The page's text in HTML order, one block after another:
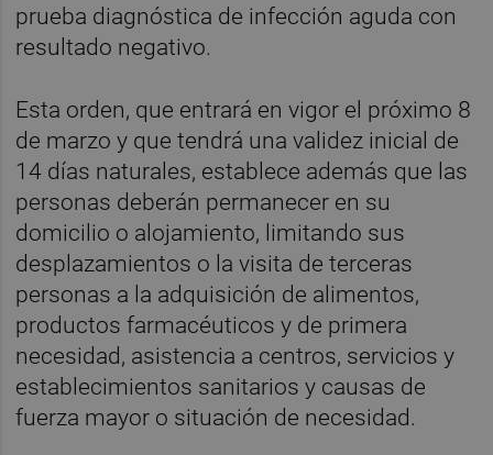
prueba diagnóstica de infección aguda con
resultado negativo.
Esta orden, que entrará en vigor el próximo 8
de marzo y que tendrá una validez inicial de
14 días naturales, establece además que las
personas deberán permanecer en su
domicilio o alojamiento, limitando sus
desplazamientos o la visita de terceras
personas a la adquisición de alimentos,
productos farmacéuticos y de primera
necesidad, asistencia a centros, servicios y
establecimientos sanitarios y causas de
fuerza mayor o situación de necesidad.